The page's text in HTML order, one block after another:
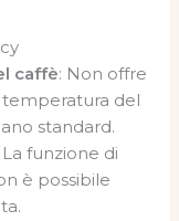
caffè: Non offre
temperatura del
standard.
La funzione di
è possibile